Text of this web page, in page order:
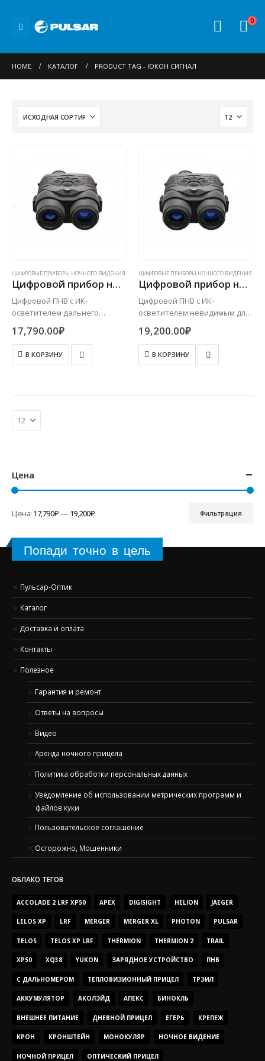
0
HOME КАТАЛОГ PRODUCT TAG - ЮКОН СИГНАЛ
ЦИФРОВЫЕ ПРИБОРЫ НОЧНОГО ВИДЕНИЯ
Цифровой прибор ночного видения YUKON SIGNAL N320 RT
Цифровой ПНВ с ИК-
осветителем дальнего
более 350 метров. Видео и
фотозапись. Базовое
увеличение (4,5х) может быть
17,790.00₽
В КОРЗИНУ
ЦИФРОВЫЕ ПРИБОРЫ НОЧНОГО ВИДЕНИЯ
Цифровой прибор ночного видения YUKON SIGNAL N340 RT
Цифровой ПНВ с ИК-
осветителем невидимым для
300 метров. Видео и
фотозапись. Базовое
увеличение (4,5х) может быть
19,200.00₽
В КОРЗИНУ
Цена
Минимальная
цена
Максимальная
цена
Фильтрация
Цена: 17,790₽ — 19,200₽
Попади точно в цель
Пульсар-Оптик
Каталог
Доставка и оплата
Контакты
Полезное
Гарантия и ремонт
Ответы на вопросы
Видео
Аренда ночного прицела
Политика обработки персональных данных
Уведомление об использовании метрических программ и
файлов куки
Пользовательское соглашение
Осторожно, Мошенники
ОБЛАКО ТЕГОВ
ACCOLADE 2 LRF XP50 APEX DIGISIGHT HELION JAEGER
LELOS XP LRF MERGER MERGER XL PHOTON PULSAR
TELOS TELOS XP LRF THERMION THERMION 2 TRAIL
XP50 XQ38 YUKON ЗАРЯДНОЕ УСТРОЙСТВО ПНВ
С ДАЛЬНОМЕРОМ ТЕПЛОВИЗИОННЫЙ ПРИЦЕЛ ТРЭИЛ
АККУМУЛЯТОР АКОЛЭЙД АПЕКС БИНОКЛЬ
ВНЕШНЕЕ ПИТАНИЕ ДНЕВНОЙ ПРИЦЕЛ ЕГЕРЬ КРЕПЕЖ
КРОН КРОНШТЕЙН МОНОКУЛЯР НОЧНОЕ ВИДЕНИЕ
НОЧНОЙ ПРИЦЕЛ ОПТИЧЕСКИЙ ПРИЦЕЛ